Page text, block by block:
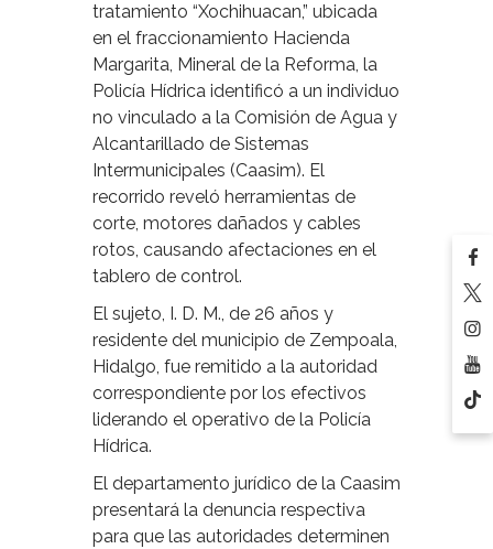
tratamiento “Xochihuacan,” ubicada
en el fraccionamiento Hacienda
Margarita, Mineral de la Reforma, la
Policía Hídrica identificó a un individuo
no vinculado a la Comisión de Agua y
Alcantarillado de Sistemas
Intermunicipales (Caasim). El
recorrido reveló herramientas de
corte, motores dañados y cables
rotos, causando afectaciones en el
tablero de control.
El sujeto, I. D. M., de 26 años y
residente del municipio de Zempoala,
Hidalgo, fue remitido a la autoridad
correspondiente por los efectivos
liderando el operativo de la Policía
Hídrica.
El departamento jurídico de la Caasim
presentará la denuncia respectiva
para que las autoridades determinen